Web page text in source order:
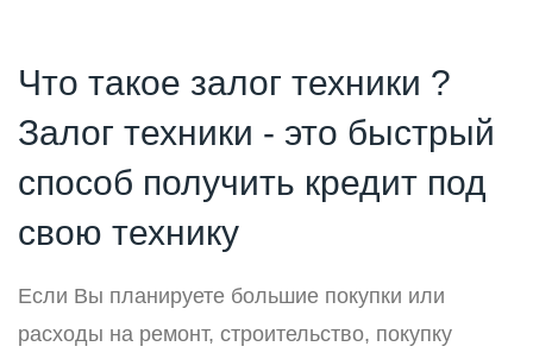
Что такое залог техники ?
Залог техники - это быстрый
способ получить кредит под
свою технику
Если Вы планируете большие покупки или
расходы на ремонт, строительство, покупку